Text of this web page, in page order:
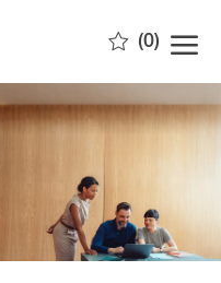
(0)